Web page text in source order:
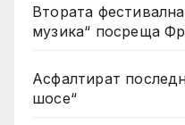
Втората
музика“ посреща
Асфалтират
шосе“